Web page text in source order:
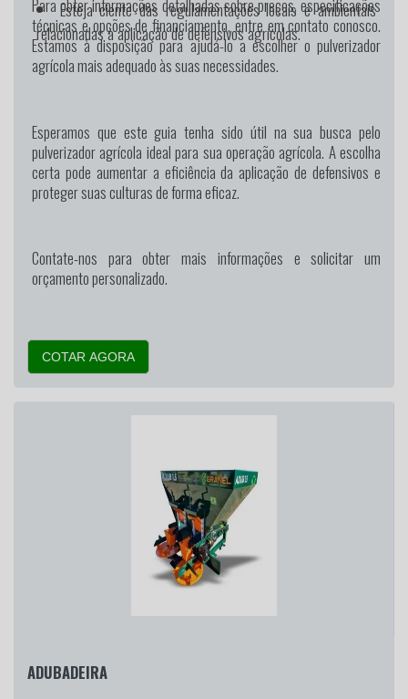
Esteja ciente das regulamentações locais e ambientais
relacionadas à aplicação de defensivos agrícolas.
Para obter informações detalhadas sobre preços, especificações
técnicas e opções de financiamento, entre em contato conosco.
Estamos à disposição para ajudá-lo a escolher o pulverizador
agrícola mais adequado às suas necessidades.
Esperamos que este guia tenha sido útil na sua busca pelo
pulverizador agrícola ideal para sua operação agrícola. A escolha
certa pode aumentar a eficiência da aplicação de defensivos e
proteger suas culturas de forma eficaz.
Contate-nos para obter mais informações e solicitar um
orçamento personalizado.
COTAR AGORA
ADUBADEIRA